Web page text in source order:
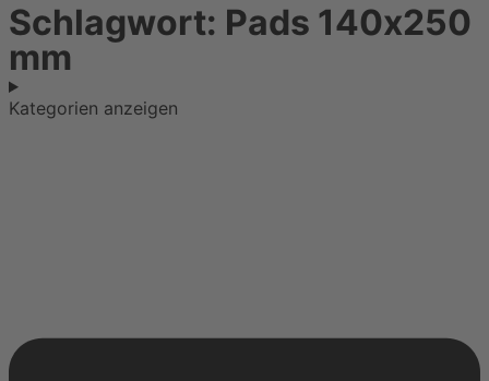
Schlagwort: Pads 140х250
mm
Kategorien anzeigen